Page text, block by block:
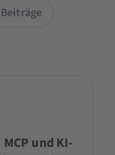
und KI-